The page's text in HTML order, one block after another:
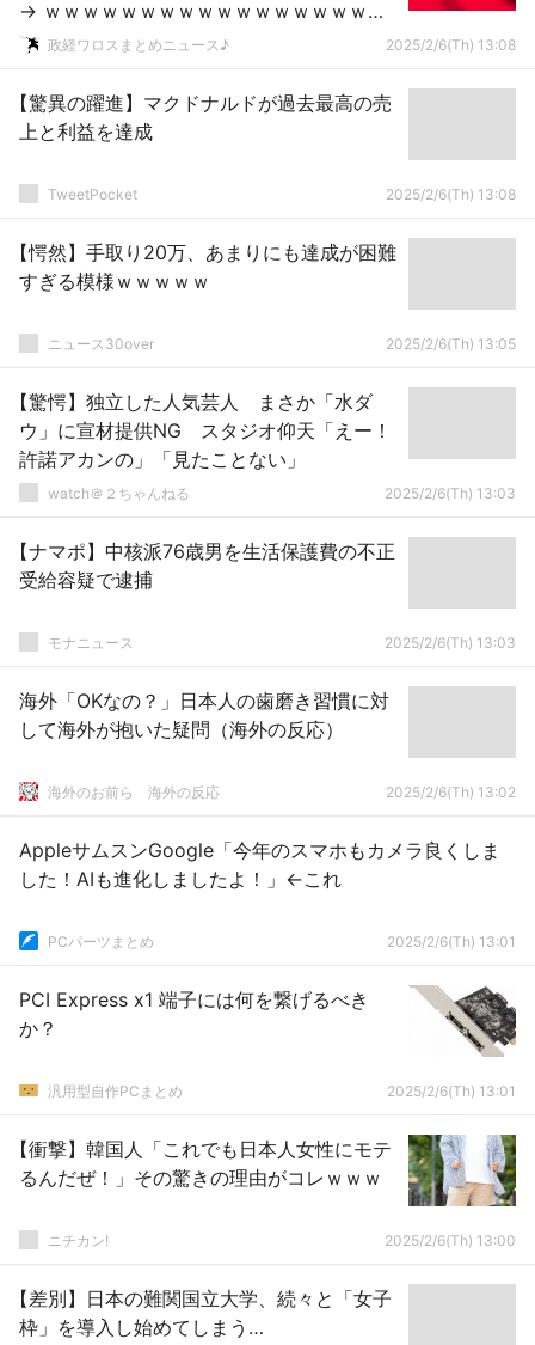
→ ｗｗｗｗｗｗｗｗｗｗｗｗｗｗｗｗｗｗ
ｗｗｗｗ
政経ワロスまとめニュース♪ 2025/2/6(Th) 13:08
【驚異の躍進】マクドナルドが過去最高の売
上と利益を達成
TweetPocket 2025/2/6(Th) 13:08
【愕然】手取り20万、あまりにも達成が困難
すぎる模様ｗｗｗｗｗ
ニュース30over 2025/2/6(Th) 13:05
【驚愕】独立した人気芸人 まさか「水ダ
ウ」に宣材提供NG スタジオ仰天「えー！
許諾アカンの」「見たことない」
watch＠２ちゃんねる 2025/2/6(Th) 13:03
【ナマポ】中核派76歳男を生活保護費の不正
受給容疑で逮捕
モナニュース 2025/2/6(Th) 13:03
海外「OKなの？」日本人の歯磨き習慣に対
して海外が抱いた疑問（海外の反応）
海外のお前ら 海外の反応 2025/2/6(Th) 13:02
AppleサムスンGoogle「今年のスマホもカメラ良くしま
した！AIも進化しましたよ！」←これ
PCパーツまとめ 2025/2/6(Th) 13:01
PCI Express x1 端子には何を繋げるべき
か？
汎用型自作PCまとめ 2025/2/6(Th) 13:01
【衝撃】韓国人「これでも日本人女性にモテ
るんだぜ！」その驚きの理由がコレｗｗｗ
ニチカン! 2025/2/6(Th) 13:00
【差別】日本の難関国立大学、続々と「女子
枠」を導入し始めてしまう…